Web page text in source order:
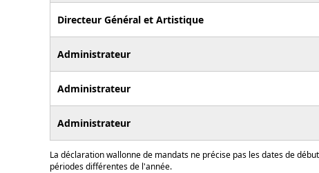
Directeur Général et Artistique
Administrateur
Administrateur
Administrateur
La déclaration wallonne de mandats ne précise pas les dates de
périodes différentes de l'année.